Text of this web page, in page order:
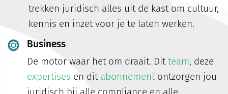
trekken juridisch alles uit de kast om cultuur,
kennis en inzet voor je te laten werken.
Business
De motor waar het om draait. Ditteam, deze
expertises en dit abonnementontzorgen jou